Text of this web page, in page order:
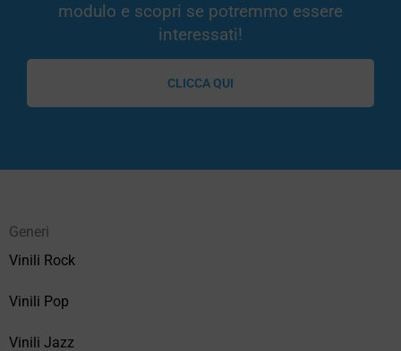
modulo e scopri se potremmo essere
interessati!
CLICCA QUI
Generi
Vinili Rock
Vinili Pop
Vinili Jazz